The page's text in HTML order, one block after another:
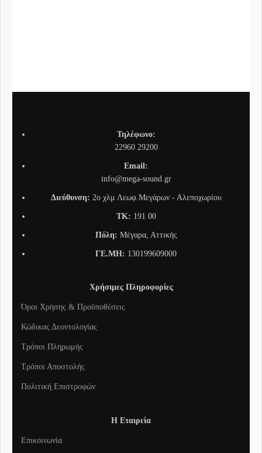
Τηλέφωνο:
22960 29200
Email:
info@mega-sound.gr
Διεύθυνση: 2o χλμ Λεωφ.Μεγάρων - Αλεποχωρίου
TK: 191 00
Πόλη: Μέγαρα, Αττικής
ΓΕ.ΜΗ: 130199609000
Χρήσιμες Πληροφορίες
Όροι Χρήσης & Προϋποθέσεις
Κώδικας Δεοντολογίας
Τρόποι Πληρωμής
Τρόποι Αποστολής
Πολιτική Επιστροφών
Η Εταιρεία
Επικοινωνία